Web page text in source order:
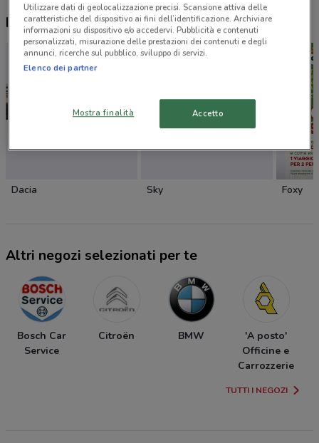
Nuovi prodotti da provare
Dacia Sky Foxy
Altri negozi selezionati per te
Bosch Car
Service
Citroën BMW
'A posto'
Officine e
Carrozzerie
TUTTI I NEGOZI
Utilizzare dati di geolocalizzazione precisi. Scansione attiva delle
caratteristiche del dispositivo ai fini dell’identificazione. Archiviare
informazioni su dispositivo e/o accedervi. Pubblicità e contenuti
personalizzati, misurazione delle prestazioni dei contenuti e degli
annunci, ricerche sul pubblico, sviluppo di servizi.
Elenco dei partner
Mostra finalità Accetto